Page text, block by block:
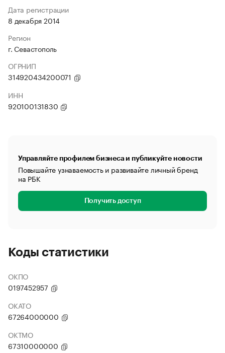
Дата регистрации
8 декабря 2014
Регион
г. Севастополь
ОГРНИП
314920434200071
ИНН
920100131830
Управляйте профилем бизнеса и публикуйте новости
Повышайте узнаваемость и развивайте личный бренд
на РБК
Получить доступ
Коды статистики
ОКПО
0197452957
ОКАТО
67264000000
ОКТМО
67310000000